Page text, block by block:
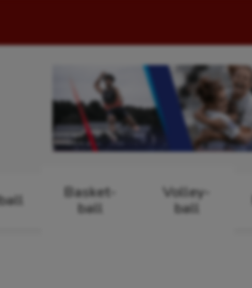
Basket-
ball
Volley-
ball